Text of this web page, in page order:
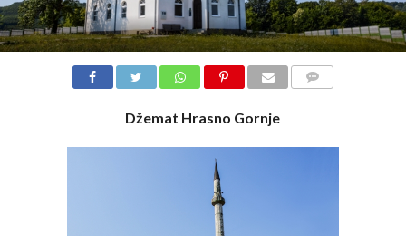
Džemat Hrasno Gornje